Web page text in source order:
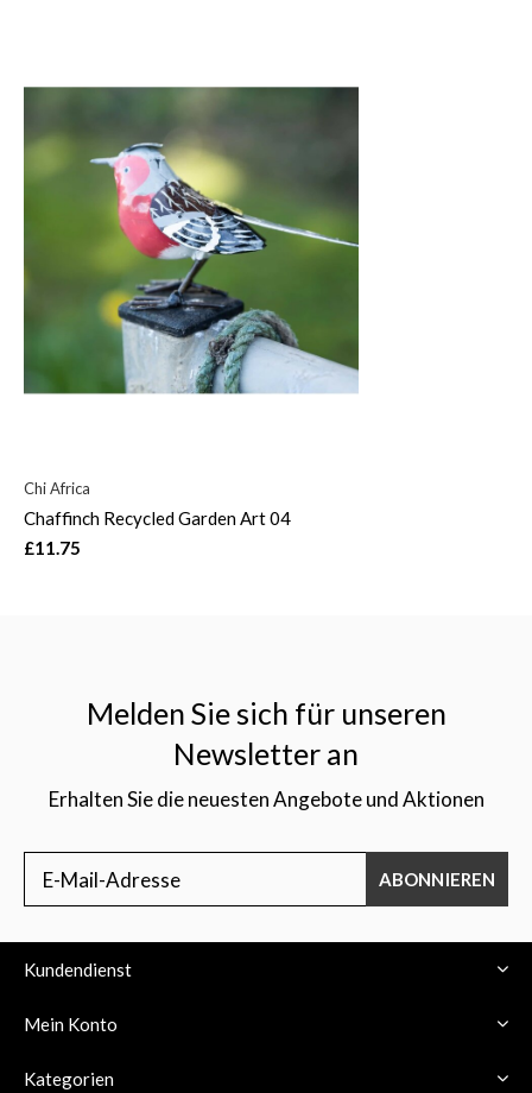
Chi Africa
Chaffinch Recycled Garden Art 04
£11.75
Melden Sie sich für unseren
Newsletter an
Erhalten Sie die neuesten Angebote und Aktionen
ABONNIEREN
Kundendienst
Mein Konto
Kategorien